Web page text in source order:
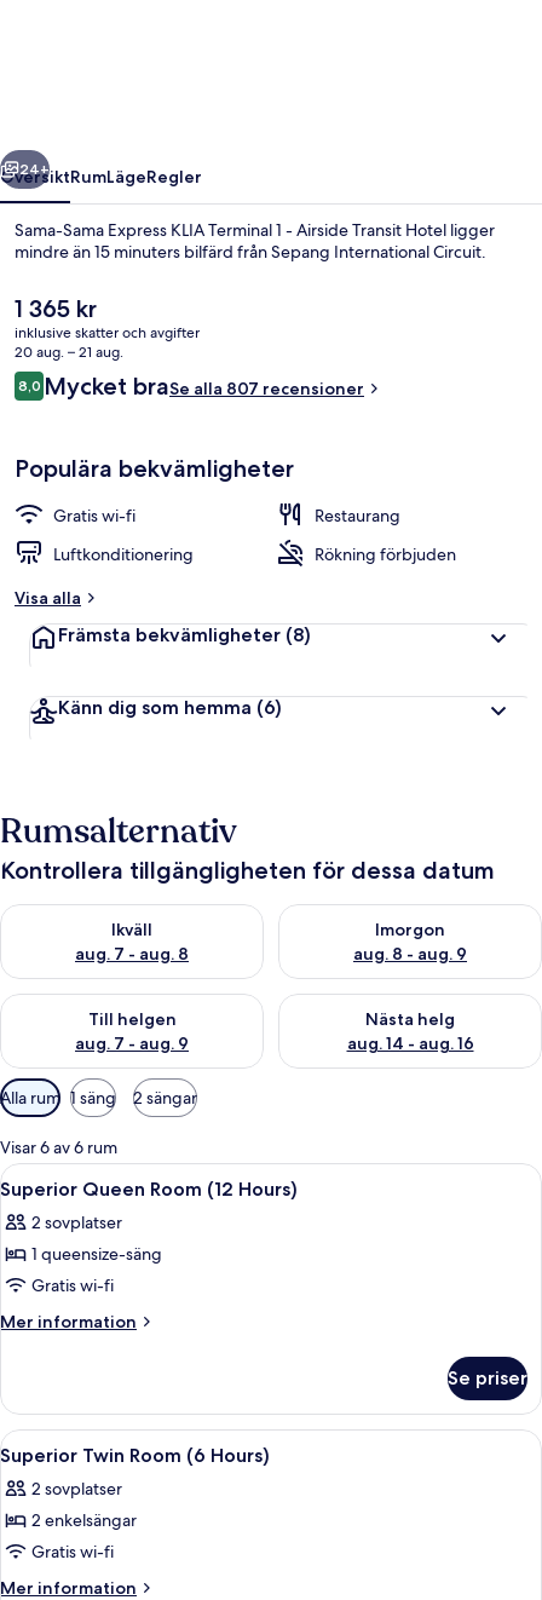
-
Airside
Transit
Nästa
24+
ÖversiktRumLägeRegler
Sama-Sama Express KLIA Terminal 1 - Airside Transit Hotel ligger
mindre än 15 minuters bilfärd från Sepang International Circuit.
Det
nuvarande
priset
är
1 365 kr
1 365 kr
inklusive skatter och avgifter
20 aug. – 21 aug.
Recensioner
8,08,0 av 10,
Mycket braSe alla 807 recensioner
Populära bekvämligheter
Gratis wi-fi
Restaurang
Luftkonditionering
Rökning förbjuden
Visa alla
Främsta bekvämligheter (8)
Känn dig som hemma (6)
Rumsalternativ
Kontrollera tillgängligheten för dessa datum
Ikväll
aug. 7 - aug. 8
Kontrollera tillgängligheten för ikväll aug. 7 - aug. 8
Imorgon
aug. 8 - aug. 9
Kontrollera tillgängligheten
Till helgen
aug. 7 - aug. 9
Kontrollera tillgängligheten för den här helgen aug. 7 - aug. 9
Nästa helg
aug. 14 - aug. 16
Kontrollera tillgängligheten
Tillgängliga
filter
för
rum
Alla rum 1 säng 2 sängar
Visar 6 av 6 rum
Öppna
alla
foton
för
Superior
Queen
Hours)
Ett hotellrum med en säng, ett
2
Superior Queen Room (12 Hours)
2 sovplatser
1 queensize-säng
Gratis wi-fi
Mer information
Mer
Queen
Room
(12
Hours)
Se priser
Öppna
alla
foton
för
Superior
Twin
Ett modernt badrum med en vit
3
Superior Twin Room (6 Hours)
2 sovplatser
2 enkelsängar
Gratis wi-fi
Mer information
Mer